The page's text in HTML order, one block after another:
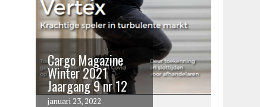
Cargo Magazine
Winter 2021
Jaargang 9 nr 12
januari 23, 2022